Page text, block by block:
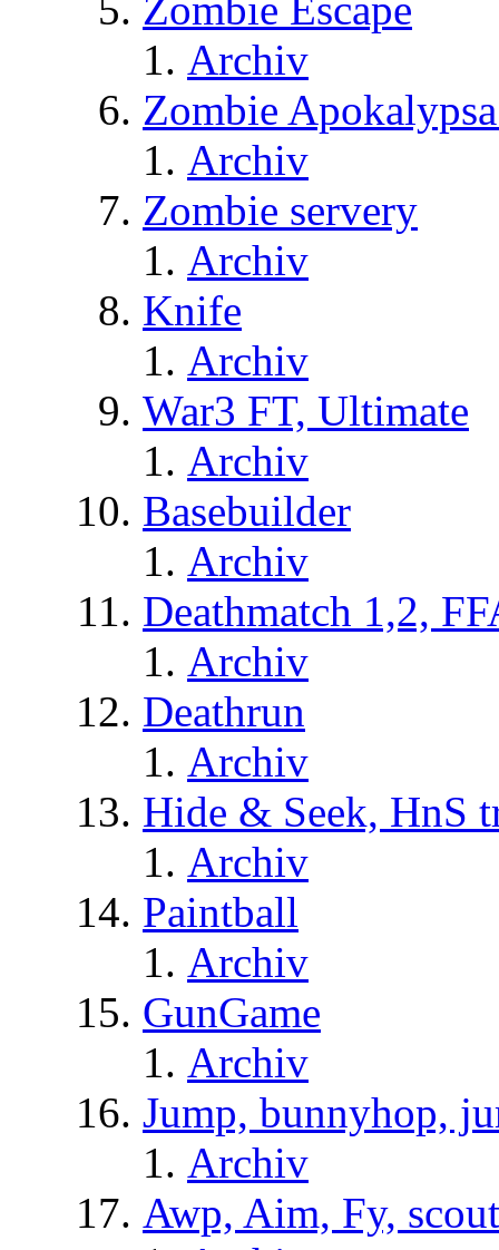
Archiv
Zombie
Archiv
Zombie servery
Archiv
Knife
Archiv
War3 FT, Ultimate
Archiv
Basebuilder
Archiv
Deathmatch 1,2,
Archiv
Deathrun
Archiv
Hide & Seek, HnS
Archiv
Paintball
Archiv
GunGame
Archiv
Jump, bunnyhop,
Archiv
Awp, Aim, Fy,